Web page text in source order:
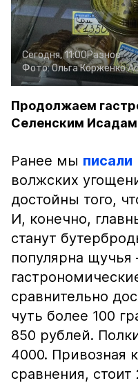
Сегодня, 11:00Разное
Фото:Ольга Корженко
Продолжаем
Селенским Исадам
Ранее мы писали
волжских
достойны того,
И, конечно,
станут
популярна щучья
сравнительно
чуть более 100
850 рублей.
4000. Привозная
сравнения,